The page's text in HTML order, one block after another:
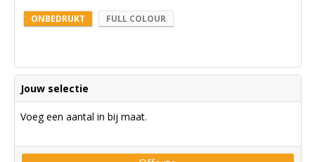
ONBEDRUKT FULL COLOUR
Jouw selectie
Voeg een aantal in bij maat.